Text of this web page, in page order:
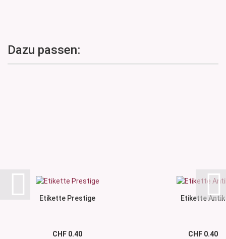
Dazu passen:
Etikette Prestige
CHF 0.40
Etikette Antik
CHF 0.40